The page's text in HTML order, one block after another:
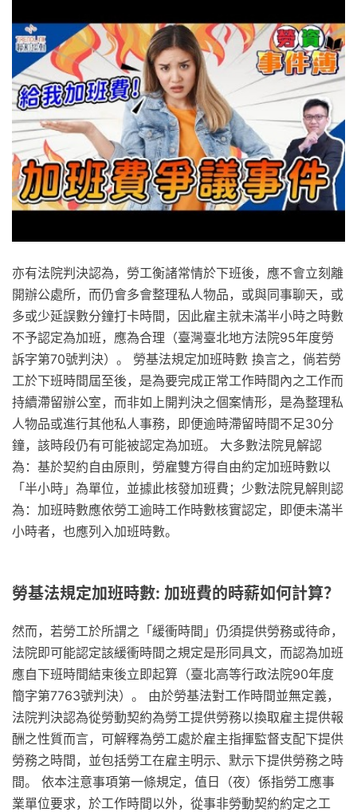
亦有法院判決認為，勞工衡諸常情於下班後，應不會立刻離
開辦公處所，而仍會多會整理私人物品，或與同事聊天，或
多或少延誤數分鐘打卡時間，因此雇主就未滿半小時之時數
不予認定為加班，應為合理（臺灣臺北地方法院95年度勞
訴字第70號判決）。 勞基法規定加班時數 換言之，倘若勞
工於下班時間屆至後，是為要完成正常工作時間內之工作而
持續滯留辦公室，而非如上開判決之個案情形，是為整理私
人物品或進行其他私人事務，即便逾時滯留時間不足30分
鐘，該時段仍有可能被認定為加班。 大多數法院見解認
為：基於契約自由原則，勞雇雙方得自由約定加班時數以
「半小時」為單位，並據此核發加班費；少數法院見解則認
為：加班時數應依勞工逾時工作時數核實認定，即便未滿半
小時者，也應列入加班時數。
勞基法規定加班時數: 加班費的時薪如何計算？
然而，若勞工於所謂之「緩衝時間」仍須提供勞務或待命，
法院即可能認定該緩衝時間之規定是形同具文，而認為加班
應自下班時間結束後立即起算（臺北高等行政法院90年度
簡字第7763號判決）。 由於勞基法對工作時間並無定義，
法院判決認為從勞動契約為勞工提供勞務以換取雇主提供報
酬之性質而言，可解釋為勞工處於雇主指揮監督支配下提供
勞務之時間，並包括勞工在雇主明示、默示下提供勞務之時
間。 依本注意事項第一條規定，值日（夜）係指勞工應事
業單位要求，於工作時間以外，從事非勞動契約約定之工